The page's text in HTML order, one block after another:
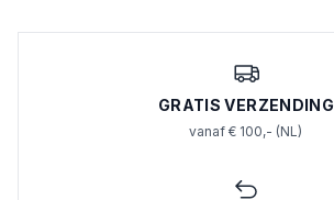
GRATIS VERZENDING
vanaf € 100,- (NL)